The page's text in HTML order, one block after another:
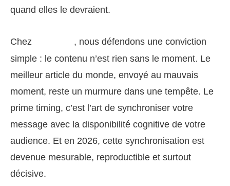
quand elles le devraient.
Chez
, nous défendons une conviction
simple : le contenu n’est rien sans le moment. Le
meilleur article du monde, envoyé au mauvais
moment, reste un murmure dans une tempête. Le
prime timing, c’est l’art de synchroniser votre
message avec la disponibilité cognitive de votre
audience. Et en 2026, cette synchronisation est
devenue mesurable, reproductible et surtout
décisive.